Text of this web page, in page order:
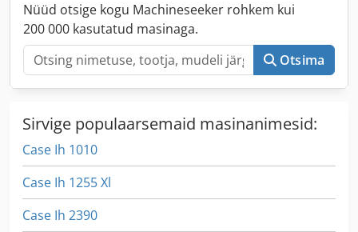
Nüüd otsige kogu Machineseeker rohkem kui
200 000 kasutatud masinaga.
Otsima
Sirvige populaarsemaid masinanimesid:
Case Ih 1010
Case Ih 1255 Xl
Case Ih 2390